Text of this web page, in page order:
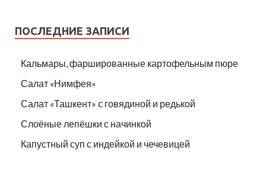
ПОСЛЕДНИЕ ЗАПИСИ
Кальмары, фаршированные картофельным пюре
Салат «Нимфея»
Салат «Ташкент» с говядиной и редькой
Слоёные лепёшки с начинкой
Капустный суп с индейкой и чечевицей